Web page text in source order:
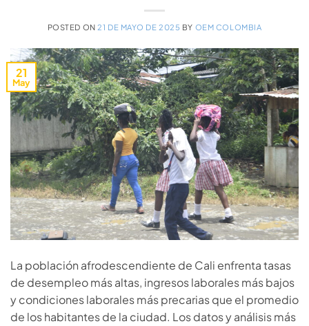
POSTED ON21 DE MAYO DE 2025 BY OEM COLOMBIA
21
May
La población afrodescendiente de Cali enfrenta tasas
de desempleo más altas, ingresos laborales más bajos
y condiciones laborales más precarias que el promedio
de los habitantes de la ciudad. Los datos y análisis más